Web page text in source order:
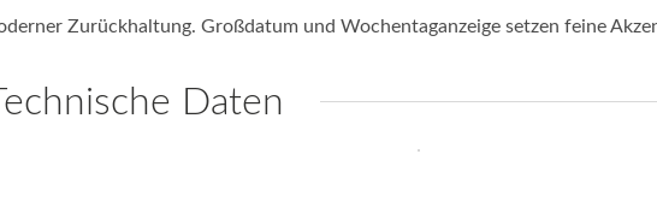
Zurückhaltung. Großdatum und Wochentaganzeige setzen feine
Daten